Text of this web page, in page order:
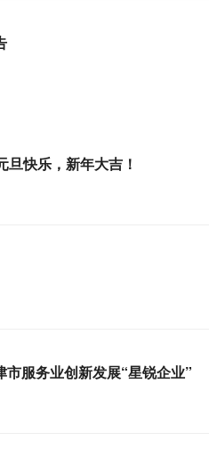
快乐，新年大吉！
服务业创新发展“星锐企业”